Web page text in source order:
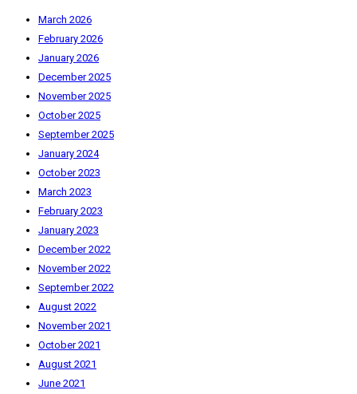
March 2026
February 2026
January 2026
December 2025
November 2025
October 2025
September 2025
January 2024
October 2023
March 2023
February 2023
January 2023
December 2022
November 2022
September 2022
August 2022
November 2021
October 2021
August 2021
June 2021